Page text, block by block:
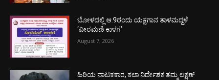
ಬೋಳದಲ್ಲಿ ಆ.9ರಂದು ಯಕ್ಷಗಾನ ತಾಳಮದ್ದಳೆ
‘ವೀರಮಣಿ ಕಾಳಗ’
August 7, 2026
ಹಿರಿಯ ನಾಟಕಕಾರ, ಕಲಾ ನಿರ್ದೇಶಕ ತಮ್ಮ ಲಕ್ಷಣ್